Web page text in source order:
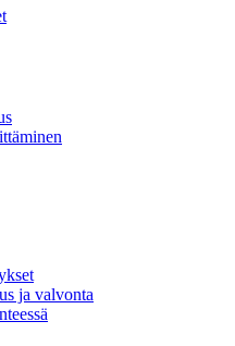
ja valvonta